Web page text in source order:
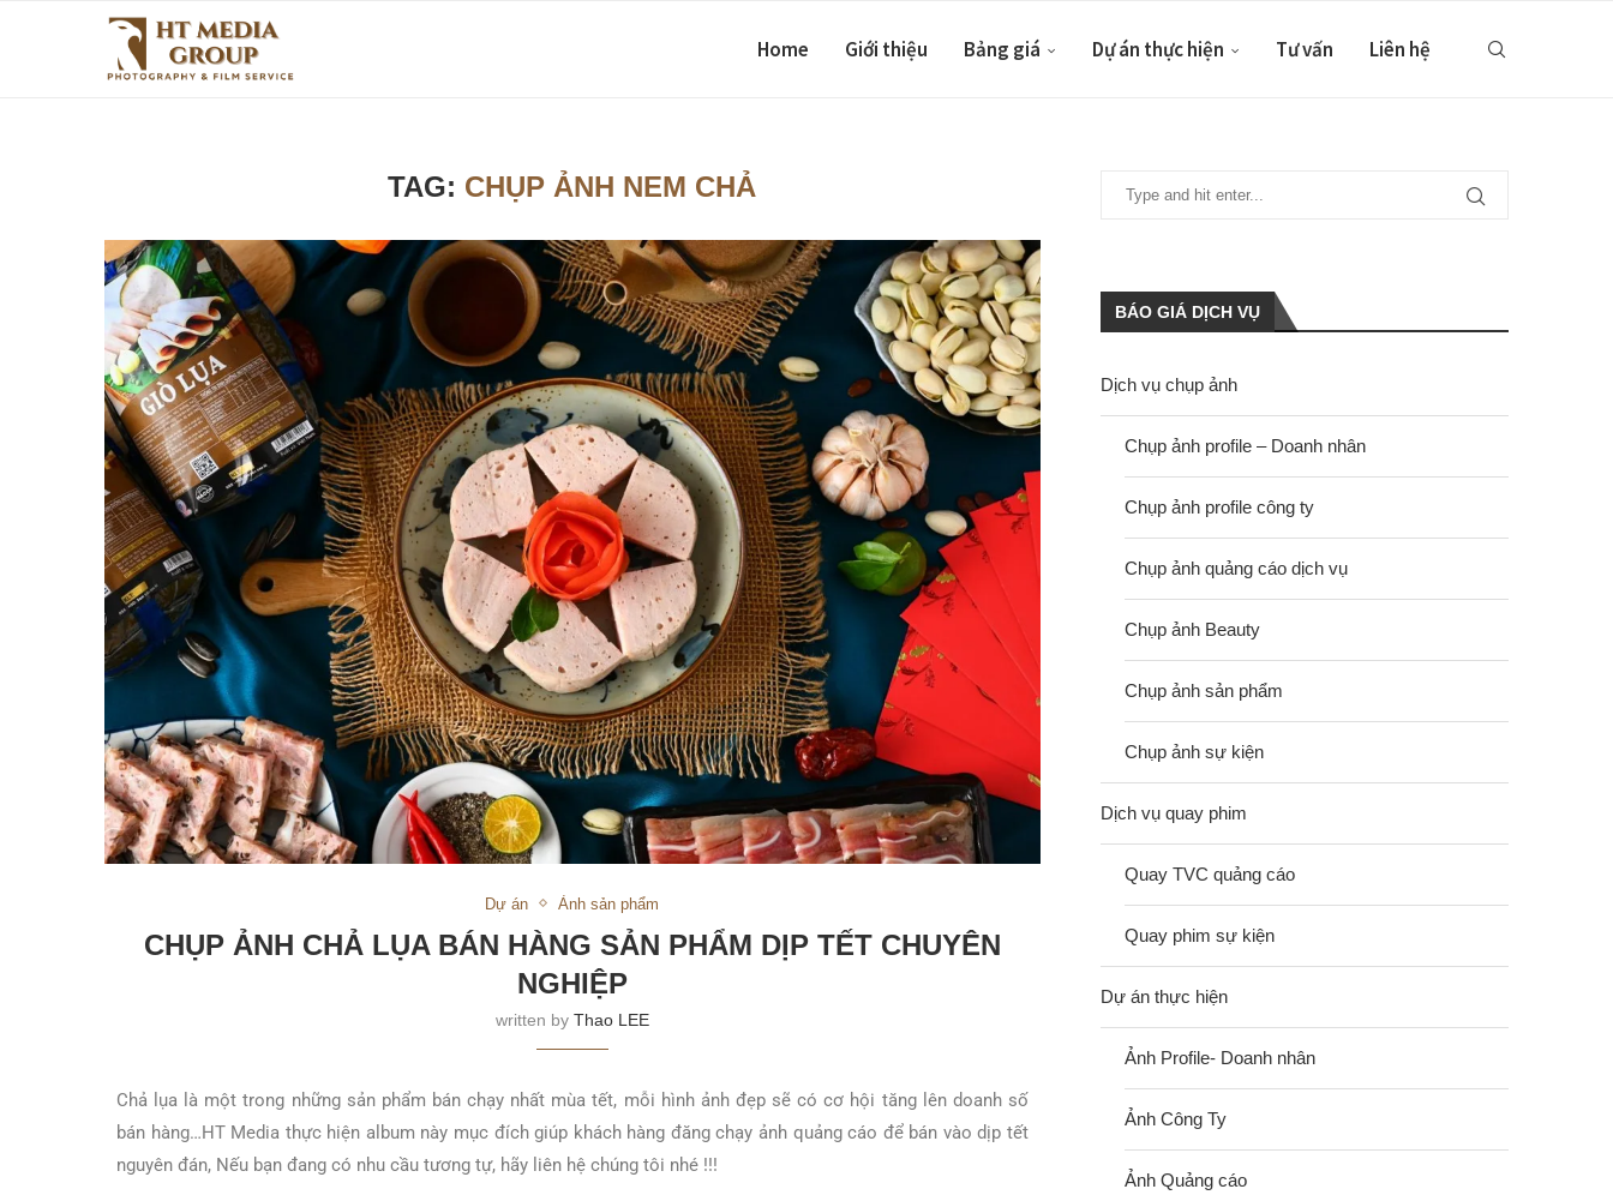
Home Giới thiệu Bảng giá Dự án thực hiện Tư vấn Liên hệ
TAG: CHỤP ẢNH NEM CHẢ
Dự án Ảnh sản phẩm
CHỤP ẢNH CHẢ LỤA BÁN HÀNG SẢN PHẨM DỊP TẾT CHUYÊN
NGHIỆP
written by Thao LEE
Chả lụa là một trong những sản phẩm bán chạy nhất mùa tết, mỗi hình ảnh đẹp sẽ có cơ hội tăng lên doanh số
bán hàng…HT Media thực hiện album này mục đích giúp khách hàng đăng chạy ảnh quảng cáo để bán vào dịp tết
nguyên đán, Nếu bạn đang có nhu cầu tương tự, hãy liên hệ chúng tôi nhé !!!
BÁO GIÁ DỊCH VỤ
Dịch vụ chụp ảnh
Chụp ảnh profile – Doanh nhân
Chụp ảnh profile công ty
Chụp ảnh quảng cáo dịch vụ
Chụp ảnh Beauty
Chụp ảnh sản phẩm
Chụp ảnh sự kiện
Dịch vụ quay phim
Quay TVC quảng cáo
Quay phim sự kiện
Dự án thực hiện
Ảnh Profile- Doanh nhân
Ảnh Công Ty
Ảnh Quảng cáo